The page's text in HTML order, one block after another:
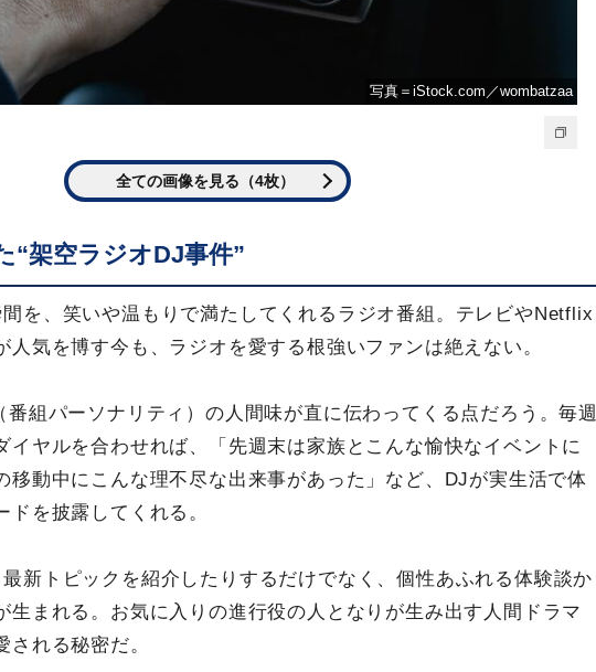
写真＝iStock.com／wombatzaa
全ての画像を見る（4枚）
“架空ラジオDJ事件”
を、笑いや温もりで満たしてくれるラジオ番組。テレビやNetflix
人気を博す今も、ラジオを愛する根強いファンは絶えない。
番組パーソナリティ）の人間味が直に伝わってくる点だろう。毎週
イヤルを合わせれば、「先週末は家族とこんな愉快なイベントに
移動中にこんな理不尽な出来事があった」など、DJが実生活で体
を披露してくれる。
新トピックを紹介したりするだけでなく、個性あふれる体験談か
生まれる。お気に入りの進行役の人となりが生み出す人間ドラマ
される秘密だ。